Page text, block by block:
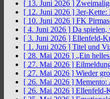
[ 13. Juni 2026 ]
[ 12. Juni 2026 ] 3er-Kette:
[ 10. Juni 2026 ] FK
[ 4. Juni 2026 ] Da spielen,
[ 3. Juni 2026 ] Ellenfeld-
[ 1. Juni 2026 ] Titel und
[ 28. Mai 2026 ] „Ein
[ 27. Mai 2026 ]
[ 27. Mai 2026 ] Wieder
[ 26. Mai 2026 ] Memento:
[ 26. Mai 2026 ] Ellenfeld-